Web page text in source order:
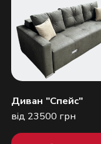
Диван "Спейс"
від 23500 грн